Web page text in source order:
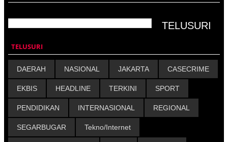
TELUSURI
DAERAH NASIONAL JAKARTA CASECRIME
EKBIS HEADLINE TERKINI SPORT
PENDIDIKAN INTERNASIONAL REGIONAL
SEGARBUGAR Tekno/Internet